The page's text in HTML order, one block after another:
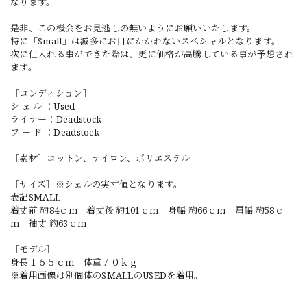
是非、この機会をお見逃しの無いようにお願いいたします。
特に「Small」は滅多にお目にかかれないスペシャルとなります。
次に仕入れる事ができた際は、更に価格が高騰している事が予想され
ます。
［コンディション］
シ ェ ル ：Used
ライナー：Deadstock
フ ー ド ：Deadstock
［素材］コットン、ナイロン、ポリエステル
［サイズ］※シェルの実寸値となります。
表記SMALL
着丈前 約84ｃｍ 着丈後 約101ｃｍ 身幅 約66ｃｍ 肩幅 約58ｃ
ｍ 袖丈 約63ｃｍ
［モデル］
身長１６５ｃｍ 体重７０ｋｇ
※着用画像は別個体のSMALLのUSEDを着用。